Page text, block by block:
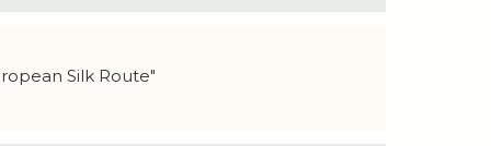
Silk Route"